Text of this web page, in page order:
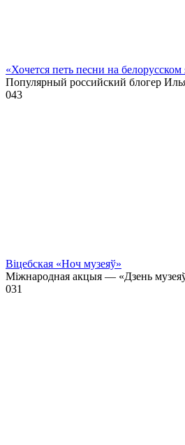
«Хочется петь песни на
Популярный российский блогер
043
Віцебская «Ноч музеяў»
Міжнародная акцыя — «Дзень
031